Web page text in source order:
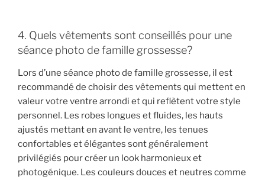
4. Quels vêtements sont conseillés pour une
séance photo de famille grossesse?
Lors d’une séance photo de famille grossesse, il est
recommandé de choisir des vêtements qui mettent en
valeur votre ventre arrondi et qui reflètent votre style
personnel. Les robes longues et fluides, les hauts
ajustés mettant en avant le ventre, les tenues
confortables et élégantes sont généralement
privilégiés pour créer un look harmonieux et
photogénique. Les couleurs douces et neutres comme